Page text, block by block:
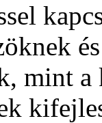
mint a